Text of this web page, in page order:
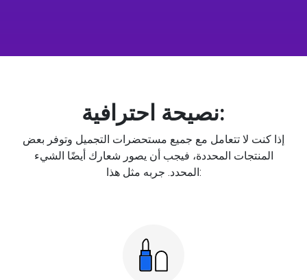
نصيحة احترافية:
إذا كنت لا تتعامل مع جميع مستحضرات التجميل وتوفر بعض
المنتجات المحددة، فيجب أن يصور شعارك أيضًا الشيء
المحدد. جربه مثل هذا: